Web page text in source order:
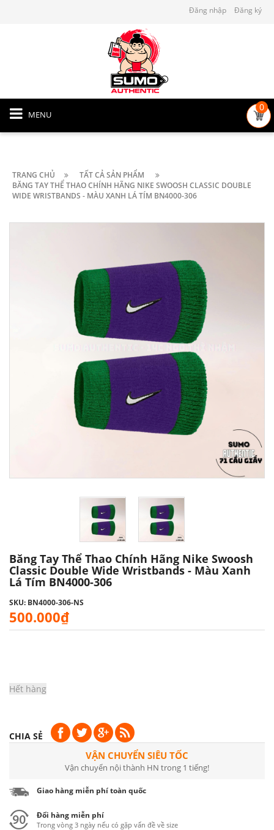
Đăng nhập Đăng ký
MENU
0
TRANG CHỦ
TẤT CẢ SẢN PHẨM
BĂNG TAY THỂ THAO CHÍNH HÃNG NIKE SWOOSH CLASSIC DOUBLE
WIDE WRISTBANDS - MÀU XANH LÁ TÍM BN4000-306
Băng Tay Thể Thao Chính Hãng Nike Swoosh
Classic Double Wide Wristbands - Màu Xanh
Lá Tím BN4000-306
SKU: BN4000-306-NS
500.000₫
Hết hàng
CHIA SẺ
VẬN CHUYỂN SIÊU TỐC
Vận chuyển nội thành HN trong 1 tiếng!
Giao hàng miễn phí toàn quốc
Đổi hàng miễn phí
Trong vòng 3 ngày nếu có gặp vấn đề về size